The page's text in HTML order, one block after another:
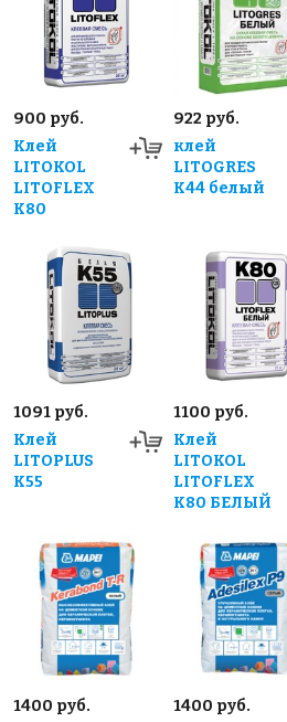
900 руб.
Клей
LITOKOL
LITOFLEX
К80
922 руб.
клей
LITOGRES
K44 белый
1091 руб.
Клей
LITOPLUS
K55
1100 руб.
Клей
LITOKOL
LITOFLEX
К80 БЕЛЫЙ
1400 руб.
1400 руб.